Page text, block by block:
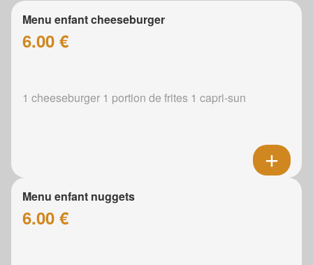
Menu enfant cheeseburger
6.00 €
1 cheeseburger 1 portion de frites 1 capri-sun
Menu enfant nuggets
6.00 €